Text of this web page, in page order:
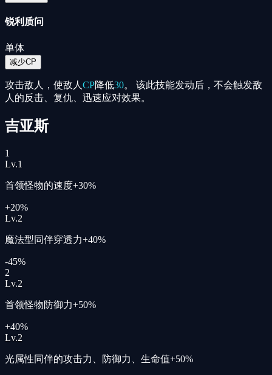
锐利质问
单体
减少CP
攻击敌人，使敌人 CP降低30。 该此技能发动后，不会触发敌
人的反击、复仇、迅速应对效果。
吉亚斯
1
Lv.1
首领怪物的速度+30%
+20%
Lv.2
魔法型同伴穿透力+40%
-45%
2
Lv.2
首领怪物防御力+50%
+40%
Lv.2
光属性同伴的攻击力、防御力、生命值+50%